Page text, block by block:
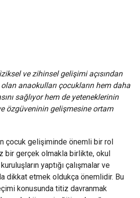
ve zihinsel gelişimi açısından
anaokulları çocukların hem daha
sağlıyor hem de yeteneklerinin
özgüveninin gelişmesine ortam
çocuk gelişiminde önemli bir rol
bir gerçek olmakla birlikte, okul
yaptığı çalışmalar ve
dikkat etmek oldukça önemlidir. Bu
konusunda titiz davranmak